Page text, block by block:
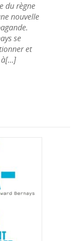
du règne
nouvelle
se
et